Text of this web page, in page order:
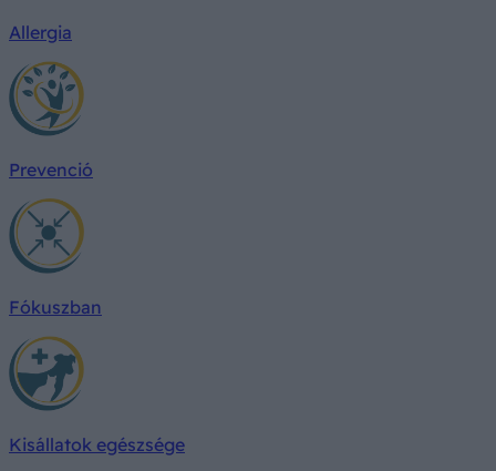
Allergia
Prevenció
Fókuszban
Kisállatok egészsége